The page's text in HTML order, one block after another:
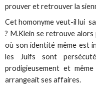
prouver et retrouver la
Cet homonyme veut-il lui
? M.Klein se retrouve
où son identité même est
les Juifs sont
prodigieusement et
arrangeait ses affaires.